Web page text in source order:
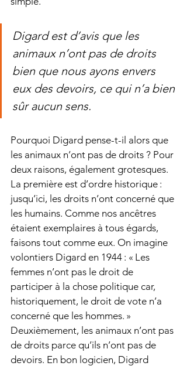
Digard est d’avis que les
animaux n’ont pas de droits
bien que nous ayons envers
eux des devoirs, ce qui n’a bien
sûr aucun sens.
Pourquoi Digard pense-t-il alors que
les animaux n’ont pas de droits ? Pour
deux raisons, également grotesques.
La première est d’ordre historique :
jusqu’ici, les droits n’ont concerné que
les humains. Comme nos ancêtres
étaient exemplaires à tous égards,
faisons tout comme eux. On imagine
volontiers Digard en 1944 : « Les
femmes n’ont pas le droit de
participer à la chose politique car,
historiquement, le droit de vote n’a
concerné que les hommes. »
Deuxièmement, les animaux n’ont pas
de droits parce qu’ils n’ont pas de
devoirs. En bon logicien, Digard